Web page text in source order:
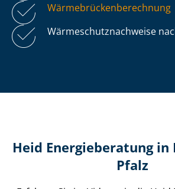
Wär­me­brü­cken­be­rech­nung
Wär­me­schutz­nach­wei­se
Heid Energieberatung in
Pfalz